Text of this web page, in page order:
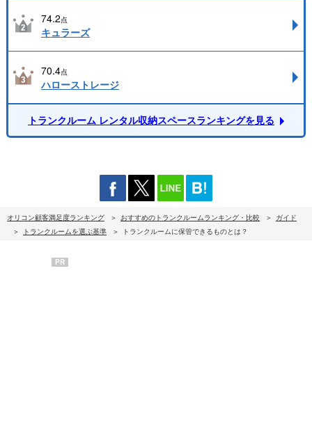
74.2点
キュラーズ
70.4点
ハローストレージ
トランクルーム レンタル収納スペースランキングを見る
オリコン顧客満足度ランキング おすすめのトランクルームランキング・比較
ガイド
トランクルームを選ぶ基準
トランクルームに保管できるものとは？
PR